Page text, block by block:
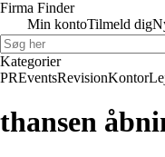
Firma Finder
Min kontoTilmeld dig
Kategorier
PREventsRevisionKontor
thansen